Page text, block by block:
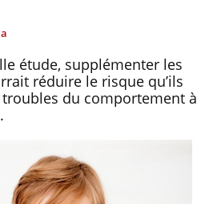
étude, supplémenter les
réduire le risque qu’ils
du comportement à